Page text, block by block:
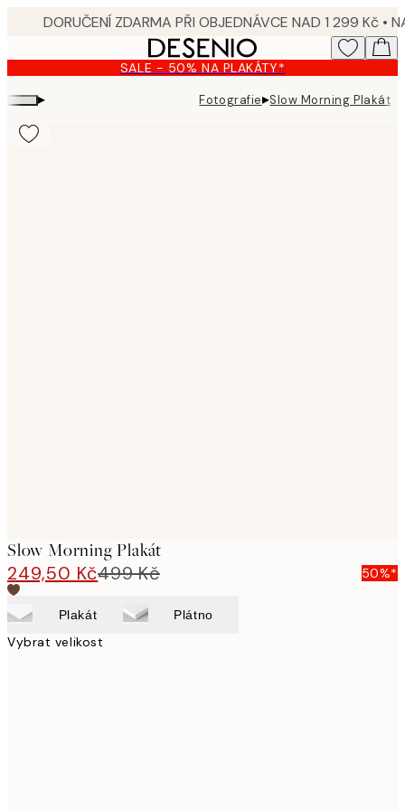
content.
SALE - 50% NA PLAKÁTY*
▸ Fotografie▸Slow Morning Plakát
Slow Morning Plakát
249,50 Kč499 Kč 50%*
Plakát Plátno
Vybrat velikost